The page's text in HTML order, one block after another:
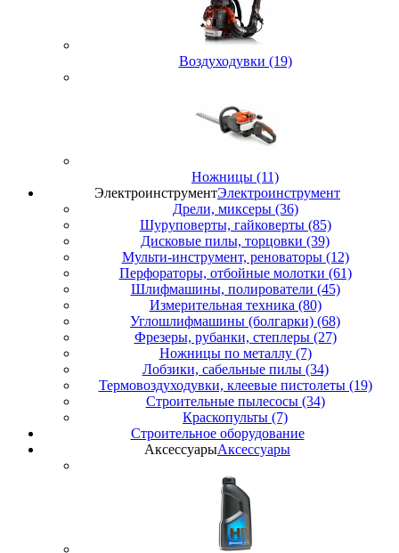
Воздуходувки (19)
Ножницы (11)
ЭлектроинструментЭлектроинструмент
Дрели, миксеры (36)
Шуруповерты, гайковерты (85)
Дисковые пилы, торцовки (39)
Мульти-инструмент, реноваторы (12)
Перфораторы, отбойные молотки (61)
Шлифмашины, полирователи (45)
Измерительная техника (80)
Углошлифмашины (болгарки) (68)
Фрезеры, рубанки, степлеры (27)
Ножницы по металлу (7)
Лобзики, сабельные пилы (34)
Термовоздуходувки, клеевые пистолеты (19)
Строительные пылесосы (34)
Краскопульты (7)
Строительное оборудование
АксессуарыАксессуары